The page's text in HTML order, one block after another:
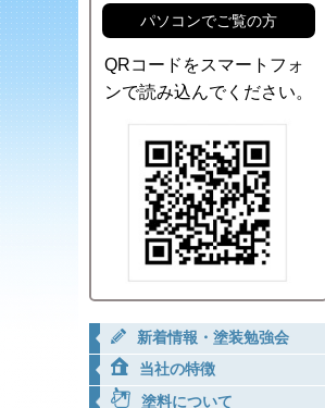
パソコンでご覧の方
QRコードをスマートフォ
ンで読み込んでください。
新着情報・塗装勉強会
当社の特徴
塗料について